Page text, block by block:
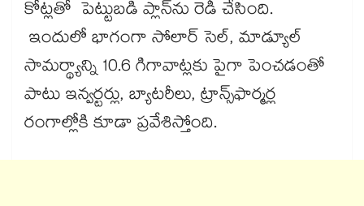
కోట్లతో పెట్టుబడి ప్లాన్‌‌‌‌ను రెడీ చేసింది.
ఇందులో భాగంగా సోలార్ సెల్, మాడ్యూల్
సామర్థ్యాన్ని 10.6 గిగావాట్లకు పైగా పెంచడంతో
పాటు ఇన్వర్టర్లు, బ్యాటరీలు, ట్రాన్స్‌‌‌‌ఫార్మర్ల
రంగాల్లోకి కూడా ప్రవేశిస్తోంది.